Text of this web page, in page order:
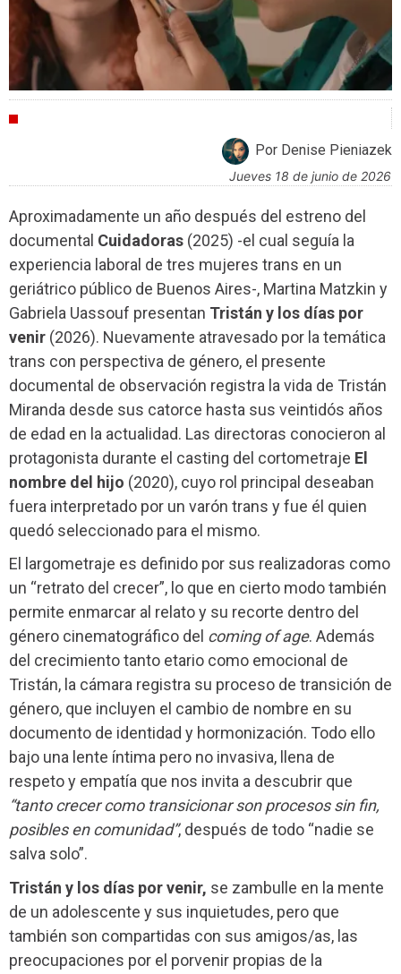
Por Denise Pieniazek
jueves 18 de junio de 2026
Aproximadamente un año después del estreno del
documental Cuidadoras (2025) -el cual seguía la
experiencia laboral de tres mujeres trans en un
geriátrico público de Buenos Aires-, Martina Matzkin y
Gabriela Uassouf presentan Tristán y los días por
venir (2026). Nuevamente atravesado por la temática
trans con perspectiva de género, el presente
documental de observación registra la vida de Tristán
Miranda desde sus catorce hasta sus veintidós años
de edad en la actualidad. Las directoras conocieron al
protagonista durante el casting del cortometraje El
nombre del hijo (2020), cuyo rol principal deseaban
fuera interpretado por un varón trans y fue él quien
quedó seleccionado para el mismo.
El largometraje es definido por sus realizadoras como
un “retrato del crecer”, lo que en cierto modo también
permite enmarcar al relato y su recorte dentro del
género cinematográfico del coming of age. Además
del crecimiento tanto etario como emocional de
Tristán, la cámara registra su proceso de transición de
género, que incluyen el cambio de nombre en su
documento de identidad y hormonización. Todo ello
bajo una lente íntima pero no invasiva, llena de
respeto y empatía que nos invita a descubrir que
“tanto crecer como transicionar son procesos sin fin,
posibles en comunidad”, después de todo “nadie se
salva solo”.
Tristán y los días por venir, se zambulle en la mente
de un adolescente y sus inquietudes, pero que
también son compartidas con sus amigos/as, las
preocupaciones por el porvenir propias de la